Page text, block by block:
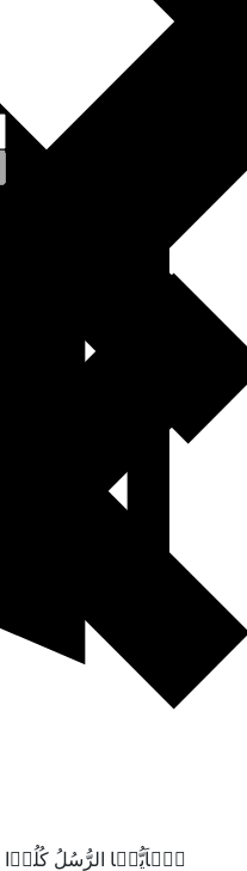
یٰۤاَیُّہَا الرُّسُلُ کُلُوۡا